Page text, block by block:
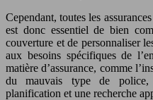
Cependant, toutes les
est donc essentiel de bien
couverture et de personnaliser
aux besoins spécifiques de
matière d’assurance, comme
du mauvais type de
planification et une recherche